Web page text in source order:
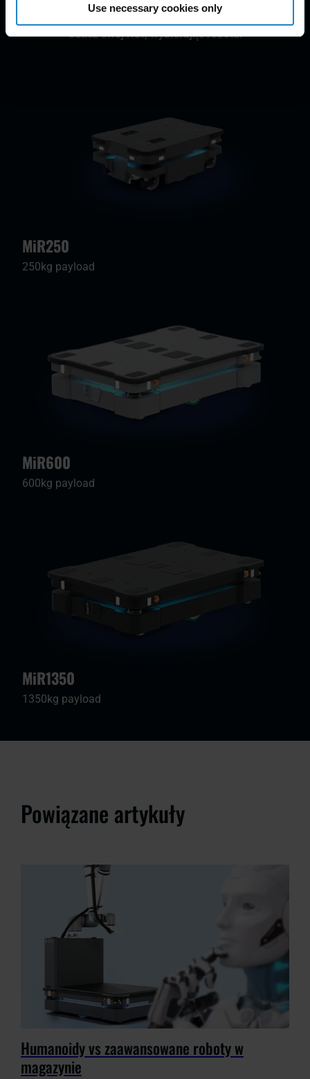
Use necessary cookies only
Oblicz swój ROI, wybierając robota:
MiR250
250kg payload
MiR600
600kg payload
MiR1350
1350kg payload
Powiązane artykuły
Humanoidy vs zaawansowane roboty w
magazynie